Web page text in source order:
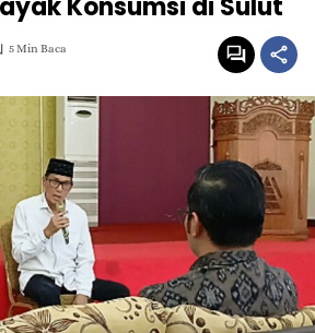
Konsumsi di Sulut
5 Min Baca